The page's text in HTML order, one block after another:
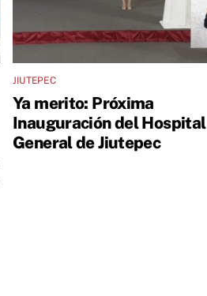
JIUTEPEC
Ya merito: Próxima
Inauguración del Hospital
General de Jiutepec